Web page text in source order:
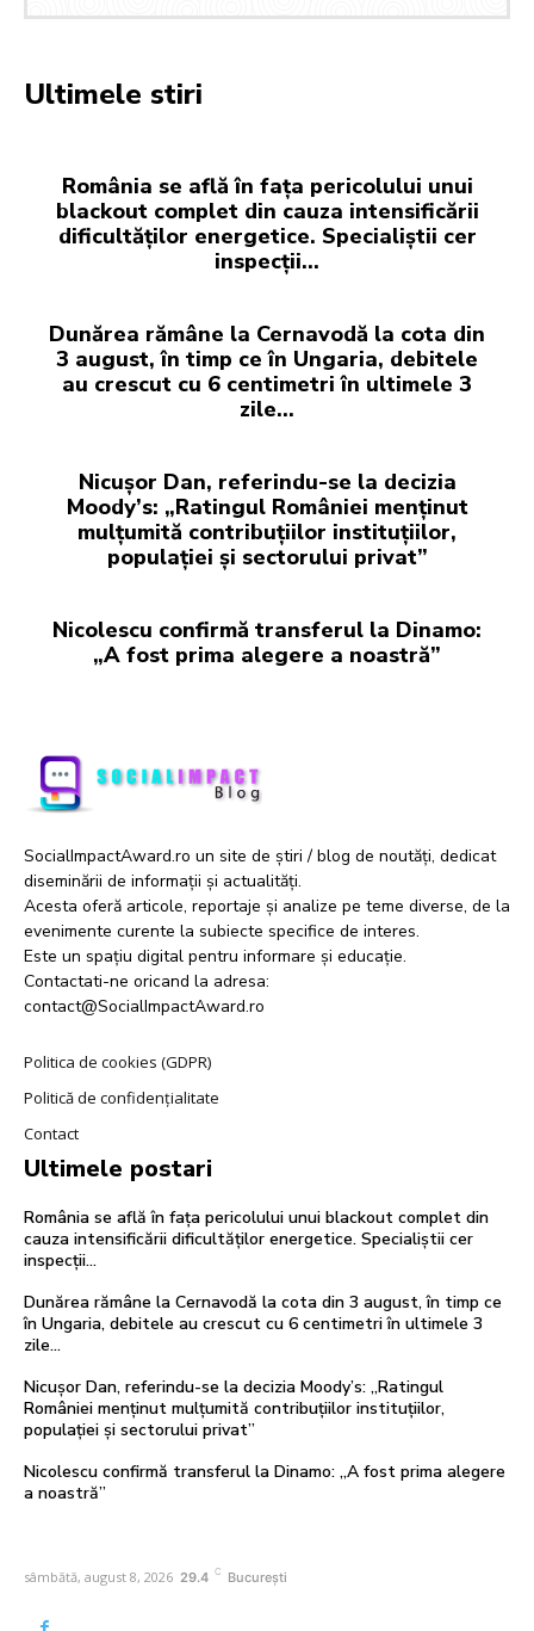
Ultimele stiri
România se află în fața pericolului unui
blackout complet din cauza intensificării
dificultăților energetice. Specialiștii cer
inspecții…
Dunărea rămâne la Cernavodă la cota din
3 august, în timp ce în Ungaria, debitele
au crescut cu 6 centimetri în ultimele 3
zile...
Nicușor Dan, referindu-se la decizia
Moody’s: „Ratingul României menținut
mulțumită contribuțiilor instituțiilor,
populației și sectorului privat”
Nicolescu confirmă transferul la Dinamo:
„A fost prima alegere a noastră”
SocialImpactAward.ro un site de știri / blog de noutăți, dedicat
diseminării de informații și actualități.
Acesta oferă articole, reportaje și analize pe teme diverse, de la
evenimente curente la subiecte specifice de interes.
Este un spațiu digital pentru informare și educație.
Contactati-ne oricand la adresa:
contact@SocialImpactAward.ro
Politica de cookies (GDPR)
Politică de confidențialitate
Contact
Ultimele postari
România se află în fața pericolului unui blackout complet din
cauza intensificării dificultăților energetice. Specialiștii cer
inspecții…
Dunărea rămâne la Cernavodă la cota din 3 august, în timp ce
în Ungaria, debitele au crescut cu 6 centimetri în ultimele 3
zile...
Nicușor Dan, referindu-se la decizia Moody’s: „Ratingul
României menținut mulțumită contribuțiilor instituțiilor,
populației și sectorului privat”
Nicolescu confirmă transferul la Dinamo: „A fost prima alegere
a noastră”
sâmbătă, august 8, 2026 29.4 C București